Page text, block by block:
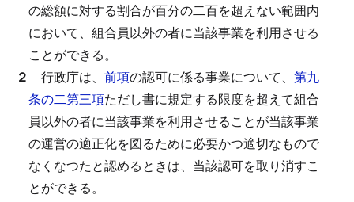
の総額に対する割合が百分の二百を超えない範囲内
において、組合員以外の者に当該事業を利用させる
ことができる。
２ 行政庁は、 前項の認可に係る事業について、 第九
条の二第三項ただし書に規定する限度を超えて組合
員以外の者に当該事業を利用させることが当該事業
の運営の適正化を図るために必要かつ適切なもので
なくなつたと認めるときは、当該認可を取り消すこ
とができる。